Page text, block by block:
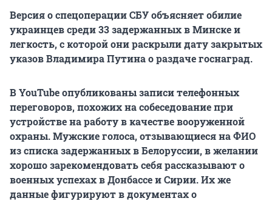
Версия о спецоперации СБУ объясняет обилие
украинцев среди 33 задержанных в Минске и
легкость, с которой они раскрыли дату закрытых
указов Владимира Путина о раздаче госнаград.
В YouTube опубликованы записи телефонных
переговоров, похожих на собеседование при
устройстве на работу в качестве вооруженной
охраны. Мужские голоса, отзывающиеся на ФИО
из списка задержанных в Белоруссии, в желании
хорошо зарекомендовать себя рассказывают о
военных успехах в Донбассе и Сирии. Их же
данные фигурируют в документах о